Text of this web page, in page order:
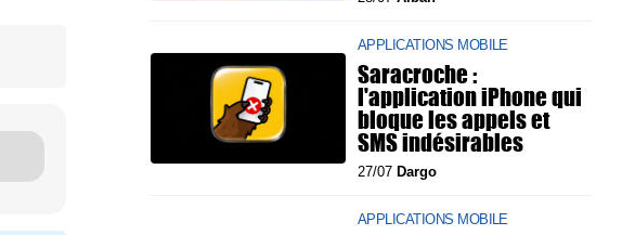
APPLICATIONS MOBILE
Saracroche :
l'application iPhone qui
bloque les appels et
SMS indésirables
27/07 Dargo
APPLICATIONS MOBILE